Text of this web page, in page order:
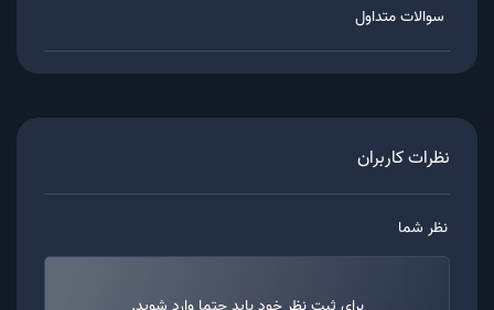
سوالات متداول
نظرات کاربران
نظر شما